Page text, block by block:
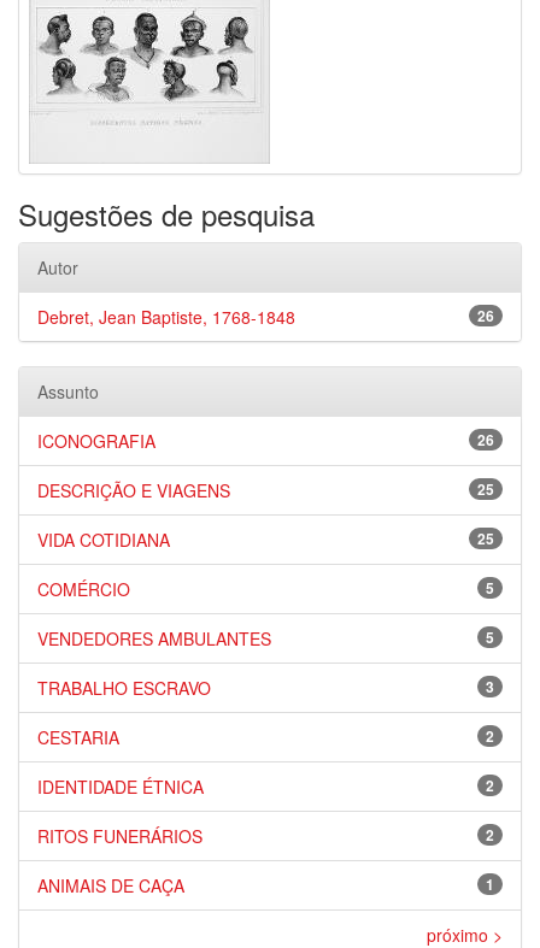
Sugestões de pesquisa
Autor
26
Debret, Jean Baptiste, 1768-1848
Assunto
26
ICONOGRAFIA
25
DESCRIÇÃO E VIAGENS
25
VIDA COTIDIANA
5
COMÉRCIO
5
VENDEDORES AMBULANTES
3
TRABALHO ESCRAVO
2
CESTARIA
2
IDENTIDADE ÉTNICA
2
RITOS FUNERÁRIOS
1
ANIMAIS DE CAÇA
próximo >